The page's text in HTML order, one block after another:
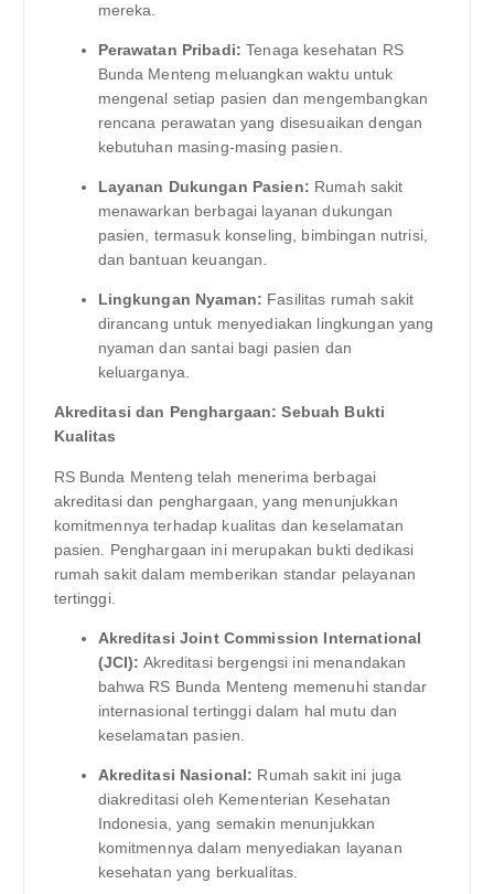
mereka.
Perawatan Pribadi: Tenaga kesehatan RS
Bunda Menteng meluangkan waktu untuk
mengenal setiap pasien dan mengembangkan
rencana perawatan yang disesuaikan dengan
kebutuhan masing-masing pasien.
Layanan Dukungan Pasien: Rumah sakit
menawarkan berbagai layanan dukungan
pasien, termasuk konseling, bimbingan nutrisi,
dan bantuan keuangan.
Lingkungan Nyaman: Fasilitas rumah sakit
dirancang untuk menyediakan lingkungan yang
nyaman dan santai bagi pasien dan
keluarganya.
Akreditasi dan Penghargaan: Sebuah Bukti
Kualitas
RS Bunda Menteng telah menerima berbagai
akreditasi dan penghargaan, yang menunjukkan
komitmennya terhadap kualitas dan keselamatan
pasien. Penghargaan ini merupakan bukti dedikasi
rumah sakit dalam memberikan standar pelayanan
tertinggi.
Akreditasi Joint Commission International
(JCI): Akreditasi bergengsi ini menandakan
bahwa RS Bunda Menteng memenuhi standar
internasional tertinggi dalam hal mutu dan
keselamatan pasien.
Akreditasi Nasional: Rumah sakit ini juga
diakreditasi oleh Kementerian Kesehatan
Indonesia, yang semakin menunjukkan
komitmennya dalam menyediakan layanan
kesehatan yang berkualitas.